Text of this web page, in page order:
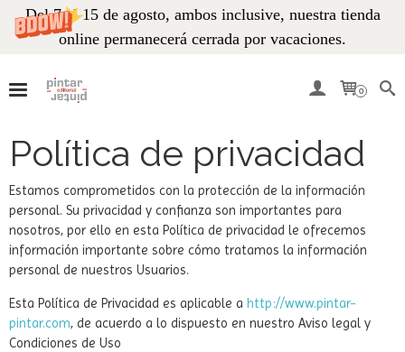
Del 7 al 15 de agosto, ambos inclusive, nuestra tienda
online permanecerá cerrada por vacaciones.
0
Política de privacidad
Estamos comprometidos con la protección de la información
personal. Su privacidad y confianza son importantes para
nosotros, por ello en esta Política de privacidad le ofrecemos
información importante sobre cómo tratamos la información
personal de nuestros Usuarios.
Esta Política de Privacidad es aplicable a http://www.pintar-
pintar.com, de acuerdo a lo dispuesto en nuestro Aviso legal y
Condiciones de Uso